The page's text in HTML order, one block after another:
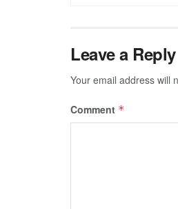
Leave a Reply
Your email address will
Comment *